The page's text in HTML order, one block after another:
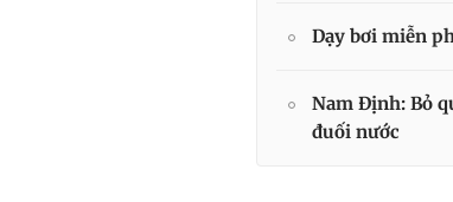
Dạy bơi miễn
Nam Định: Bỏ
đuối nước